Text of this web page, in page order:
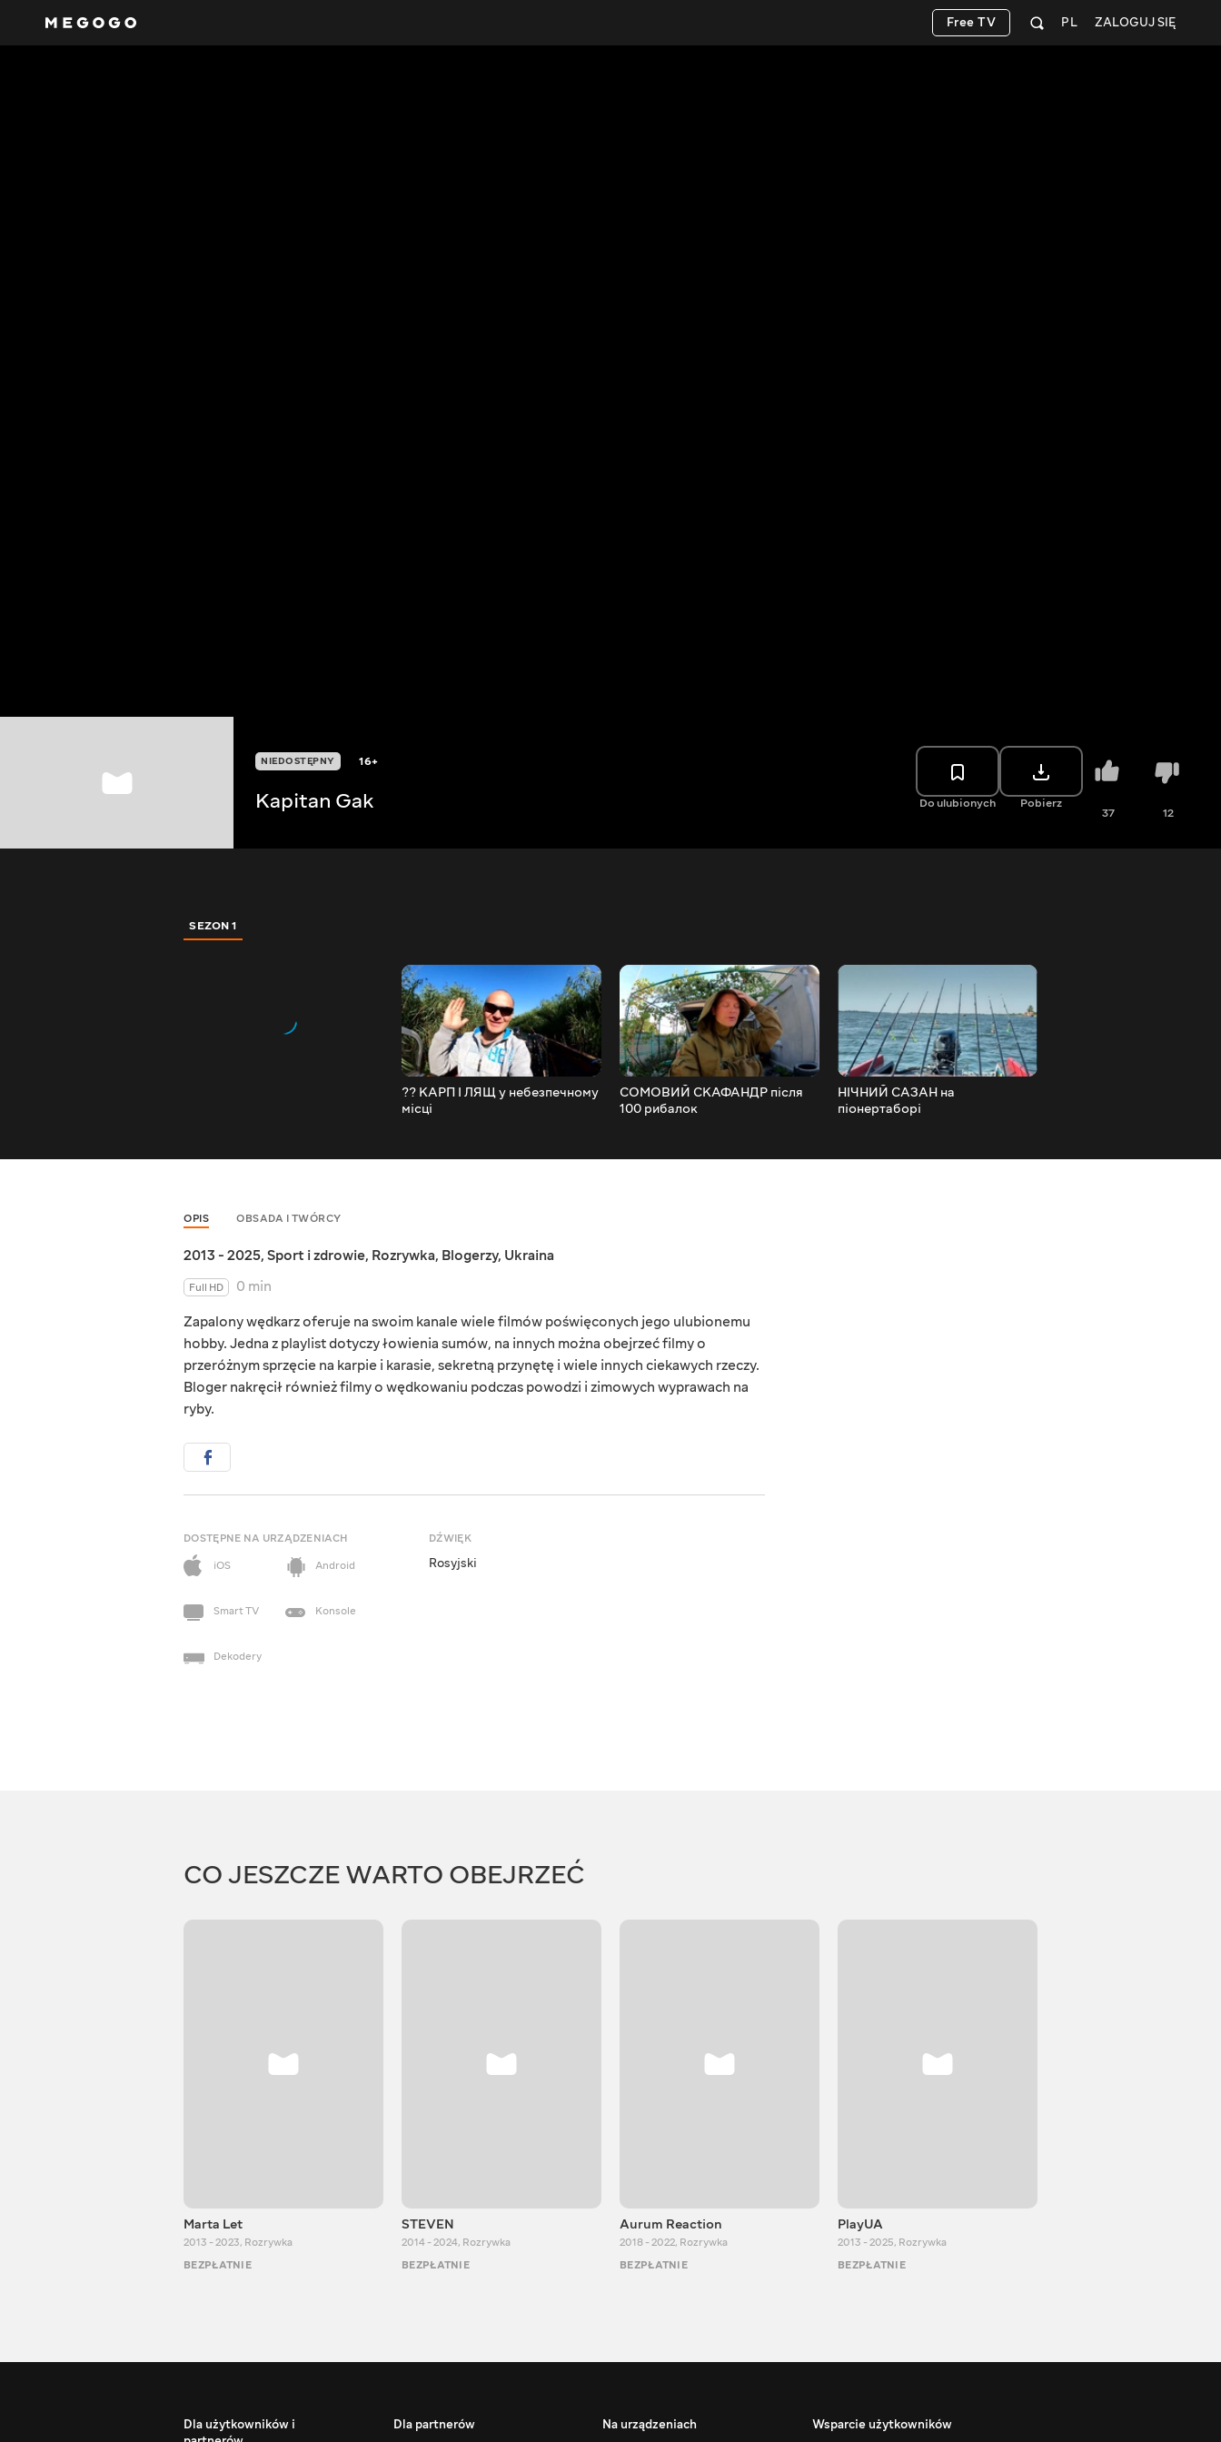
ZALOGUJ SIĘ
PL
Free TV
NIEDOSTĘPNY 16+
Kapitan Gak Do ulubionych Pobierz
37 12
SEZON 1
?? КАРП І ЛЯЩ у небезпечному
місці
СОМОВИЙ СКАФАНДР після
100 рибалок
НІЧНИЙ САЗАН на
піонертаборі
OPIS OBSADA I TWÓRCY
2013 - 2025, Sport i zdrowie, Rozrywka, Blogerzy, Ukraina
Full HD
0 min
Zapalony wędkarz oferuje na swoim kanale wiele filmów poświęconych jego ulubionemu
hobby. Jedna z playlist dotyczy łowienia sumów, na innych można obejrzeć filmy o
przeróżnym sprzęcie na karpie i karasie, sekretną przynętę i wiele innych ciekawych rzeczy.
Bloger nakręcił również filmy o wędkowaniu podczas powodzi i zimowych wyprawach na
ryby.
DOSTĘPNE NA URZĄDZENIACH
iOS
Android
Smart TV Konsole
Dekodery
DŹWIĘK
Rosyjski
CO JESZCZE WARTO OBEJRZEĆ
Marta Let
2013 - 2023, Rozrywka
BEZPŁATNIE
STEVEN
2014 - 2024, Rozrywka
BEZPŁATNIE
Aurum Reaction
2018 - 2022, Rozrywka
BEZPŁATNIE
PlayUA
2013 - 2025, Rozrywka
BEZPŁATNIE
Dla użytkowników i
Dla partnerów Na urządzeniach Wsparcie użytkowników